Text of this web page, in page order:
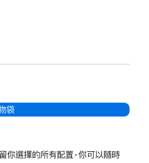
袋
你選擇的所有配置，你可以隨時